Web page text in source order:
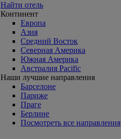
Найти отель
Континент
Европа
Азия
Средний Восток
Северная Америка
Южная Америка
Австралия Pacific
Наши лучшие направления
Барселоне
Париже
Праге
Берлине
Посмотреть все направления